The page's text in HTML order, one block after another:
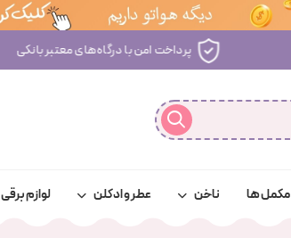
پرداخت امن با درگاه‌های معتبر بانکی
مکمل ها ناخن عطر و ادکلن لوازم برقی